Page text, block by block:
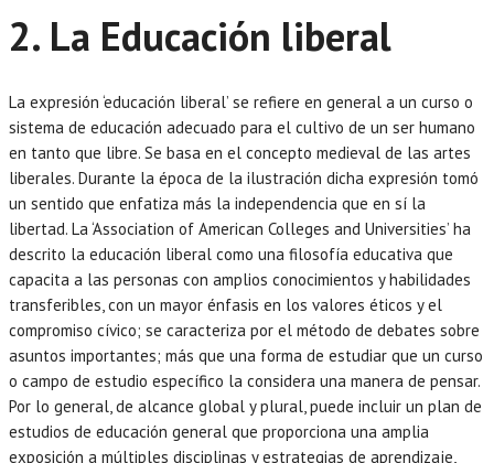
2. La Educación liberal
La expresión ‘educación liberal’ se refiere en general a un curso o
sistema de educación adecuado para el cultivo de un ser humano
en tanto que libre. Se basa en el concepto medieval de las artes
liberales. Durante la época de la ilustración dicha expresión tomó
un sentido que enfatiza más la independencia que en sí la
libertad. La ‘Association of American Colleges and Universities’ ha
descrito la educación liberal como una filosofía educativa que
capacita a las personas con amplios conocimientos y habilidades
transferibles, con un mayor énfasis en los valores éticos y el
compromiso cívico; se caracteriza por el método de debates sobre
asuntos importantes; más que una forma de estudiar que un curso
o campo de estudio específico la considera una manera de pensar.
Por lo general, de alcance global y plural, puede incluir un plan de
estudios de educación general que proporciona una amplia
exposición a múltiples disciplinas y estrategias de aprendizaje,